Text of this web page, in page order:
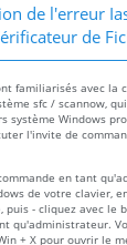
de l'erreur
de
familiarisés avec la
sfc / scannow,
système Windows
l'invite de
en tant
de votre clavier,
puis - cliquez avec
qu'administrateur.
+ X pour ouvrir le